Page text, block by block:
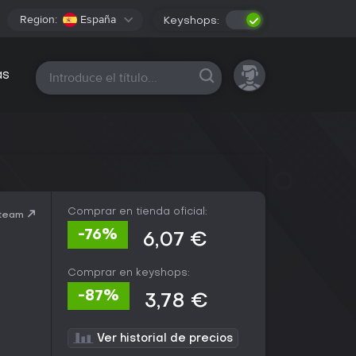
Region: España Keyshops:
Todas las plataformas
Comprar en tienda oficial:
-76% 6,07 €
Comprar en keyshops:
-87% 3,78 €
Ver historial de precios